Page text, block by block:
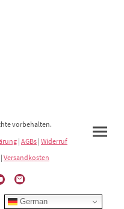
vorbehalten.
| AGBs | Widerruf
| Versandkosten
German